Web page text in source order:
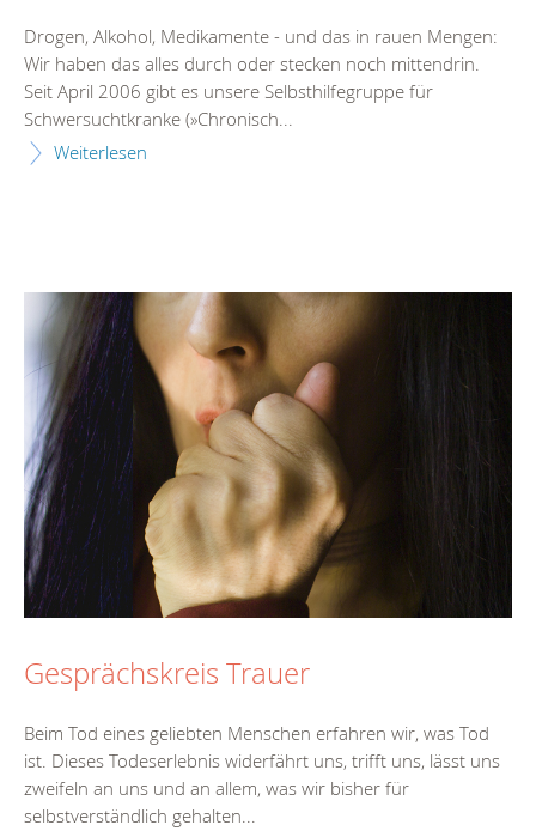
Drogen, Alkohol, Medikamente - und das in rauen Mengen:
Wir haben das alles durch oder stecken noch mittendrin.
Seit April 2006 gibt es unsere Selbsthilfegruppe für
Schwersuchtkranke (»Chronisch...
Weiterlesen
Gesprächskreis Trauer
Beim Tod eines geliebten Menschen erfahren wir, was Tod
ist. Dieses Todeserlebnis widerfährt uns, trifft uns, lässt uns
zweifeln an uns und an allem, was wir bisher für
selbstverständlich gehalten...